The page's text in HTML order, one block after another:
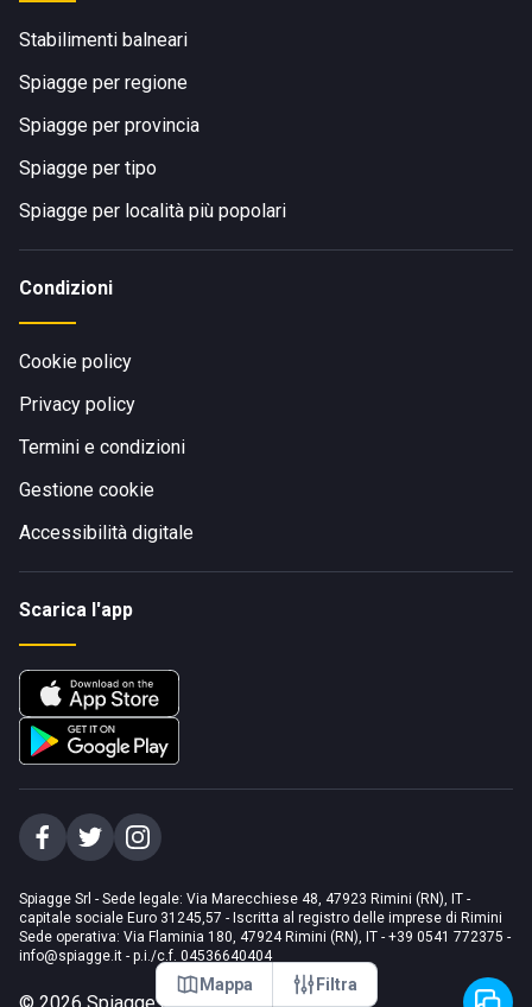
Mappa Filtra
Stabilimenti balneari
Spiagge per regione
Spiagge per provincia
Spiagge per tipo
Spiagge per località più popolari
Condizioni
Cookie policy
Privacy policy
Termini e condizioni
Gestione cookie
Accessibilità digitale
Scarica l'app
Spiagge Srl - Sede legale: Via Marecchiese 48, 47923 Rimini (RN), IT -
capitale sociale Euro 31245,57 - Iscritta al registro delle imprese di Rimini
Sede operativa: Via Flaminia 180, 47924 Rimini (RN), IT - +39 0541 772375 -
info@spiagge.it - p.i./c.f. 04536640404